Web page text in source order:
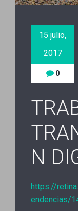
15 julio,
2017
0
N
https://
endencias/